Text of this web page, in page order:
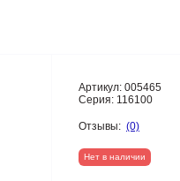
Артикул: 005465
Серия: 116100
Отзывы: (0)
Нет в наличии